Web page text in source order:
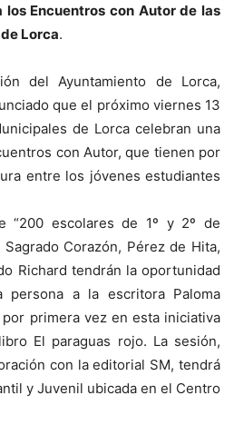
los Encuentros con Autor de las
Lorca.
del Ayuntamiento de Lorca,
que el próximo viernes 13
de Lorca celebran una
con Autor, que tienen por
entre los jóvenes estudiantes
“200 escolares de 1º y 2º de
Corazón, Pérez de Hita,
Richard tendrán la oportunidad
persona a la escritora Paloma
primera vez en esta iniciativa
El paraguas rojo. La sesión,
con la editorial SM, tendrá
y Juvenil ubicada en el Centro